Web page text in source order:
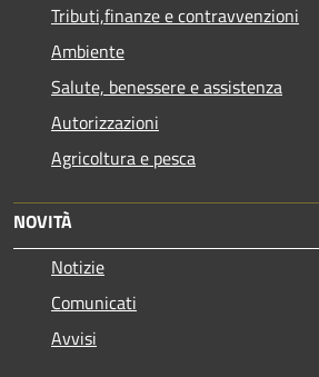
Tributi,finanze e contravvenzioni
Ambiente
Salute, benessere e assistenza
Autorizzazioni
Agricoltura e pesca
NOVITÀ
Notizie
Comunicati
Avvisi